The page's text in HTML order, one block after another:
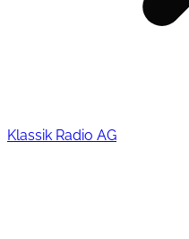
Klassik Radio AG